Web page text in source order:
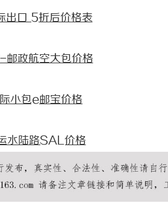
出口 5折后价格表
邮政航空大包价格
小包e邮宝价格
水陆路SAL价格